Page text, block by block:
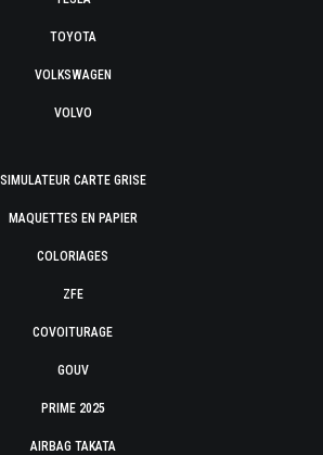
TOYOTA
VOLKSWAGEN
VOLVO
SIMULATEUR CARTE GRISE
MAQUETTES EN PAPIER
COLORIAGES
ZFE
COVOITURAGE
GOUV
PRIME 2025
AIRBAG TAKATA